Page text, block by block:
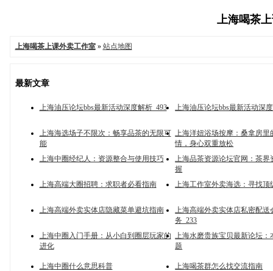
上海喝茶
上海喝茶上课外卖工作室» 站点地图
最新文章
上海油压论坛bbs最新活动深度解析_493 上海油压论坛bbs最新活动深
上海海选场子不限次：畅享品茶的无限可
能
上海洋妞浴场按摩：桑拿房里
情，身心双重放松
上海中圈经纪人：资源整合与使用技巧
上海品茶资源论坛官网：茶界
握
上海高端大圈招聘：求职者必看指南
上海工作室外卖海选：寻找顶
上海高端外卖实体店隐藏菜单避坑指南
上海高端外卖实体店私密配送
务_233
上海中圈入门手册：从小白到圈层玩家的
进化
上海水磨贵族宝贝最新论坛：
题
上海中圈什么意思科普
上海喝茶群怎么找交流指南